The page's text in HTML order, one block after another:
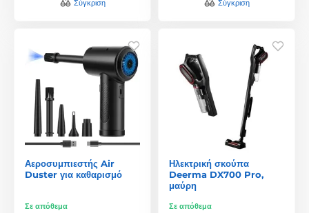
Σύγκριση Σύγκριση
Αεροσυμπιεστής Air
Duster για καθαρισμό
Σε απόθεμα
Ηλεκτρική σκούπα
Deerma DX700 Pro,
μαύρη
Σε απόθεμα